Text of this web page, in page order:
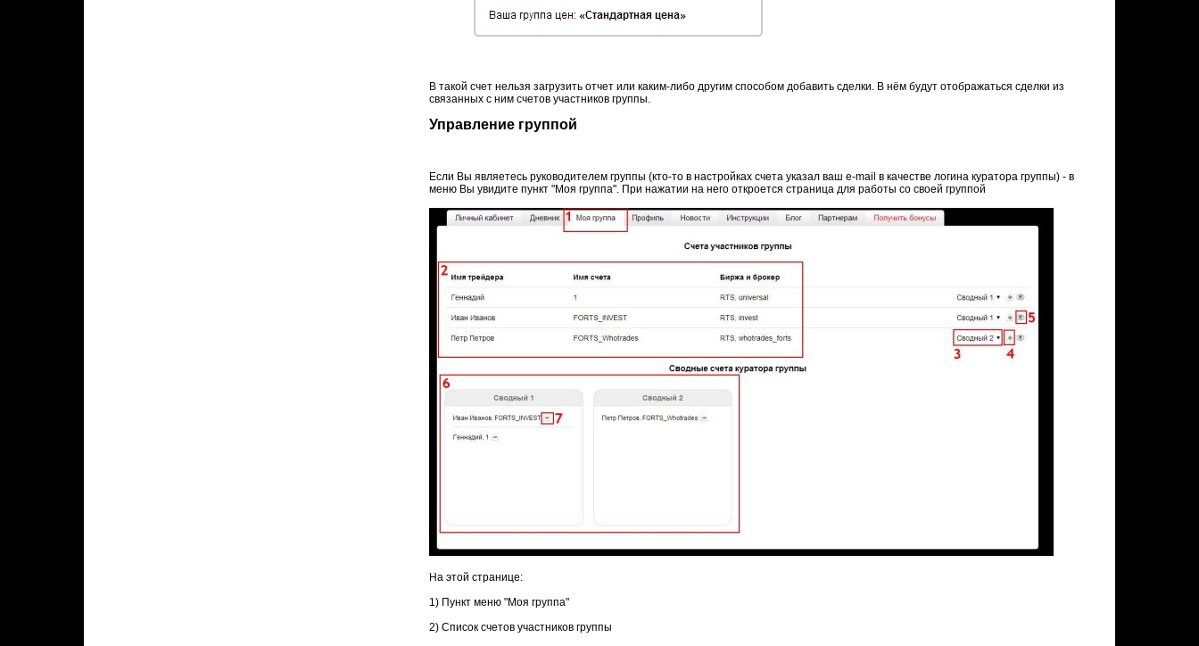
В такой счет нельзя загрузить отчет или каким-либо другим способом добавить сделки. В нём будут отображаться сделки из
связанных с ним счетов участников группы.
Управление группой
Если Вы являетесь руководителем группы (кто-то в настройках счета указал ваш e-mail в качестве логина куратора группы) - в
меню Вы увидите пункт "Моя группа". При нажатии на него откроется страница для работы со своей группой
На этой странице:
1) Пункт меню "Моя группа"
2) Список счетов участников группы